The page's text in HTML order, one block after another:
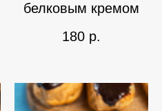
белковым кремом
180 р.